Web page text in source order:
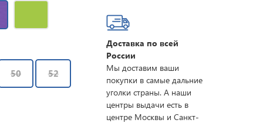
50 52
Доставка по всей
России
Мы доставим ваши
покупки в самые дальние
уголки страны. А наши
центры выдачи есть в
центре Москвы и Санкт-